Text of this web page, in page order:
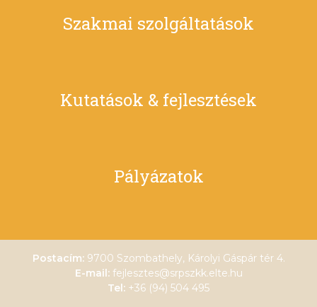
Szakmai szolgáltatások
Kutatások & fejlesztések
Pályázatok
Postacím: 9700 Szombathely, Károlyi Gáspár tér 4.
E-mail: fejlesztes@srpszkk.elte.hu
Tel: +36 (94) 504 495